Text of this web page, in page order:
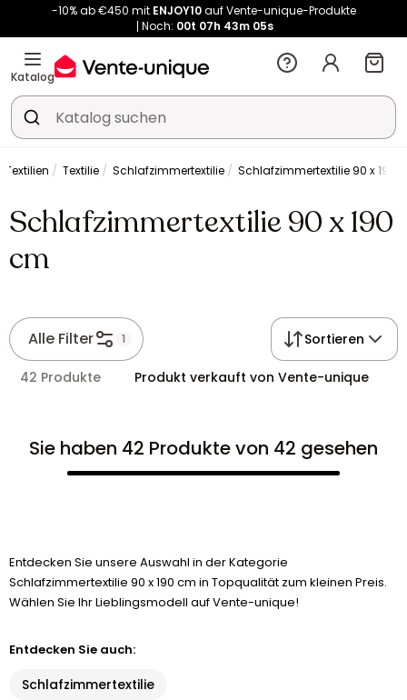
Noch:00t07h 43m05s
Kauf-unique wird zu Vente-unique - Gleicher Shop, neuer Name!
-10% ab €450 mitENJOY10auf Vente-unique-Produkte
Noch:00t 07h
Katalog
Textilien Textilie Schlafzimmertextilie Schlafzimmertextilie 90 x 190
Schlafzimmertextilie 90 x 190
cm
Alle Filter 1 Sortieren
42 Produkte Produkt verkauft von Vente-unique
Sie haben 42 Produkte von 42 gesehen
Entdecken Sie unsere Auswahl in der Kategorie
Schlafzimmertextilie 90 x 190 cm in Topqualität zum kleinen Preis.
Wählen Sie Ihr Lieblingsmodell auf Vente-unique!
Entdecken Sie auch:
Schlafzimmertextilie